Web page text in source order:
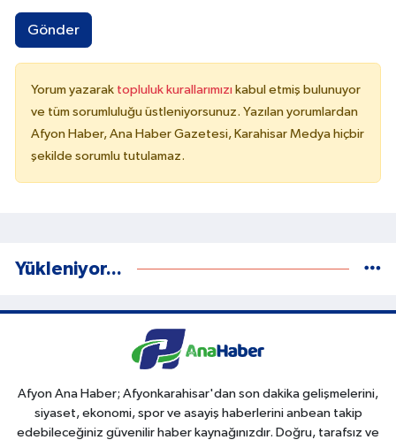
Gönder
Yorum yazarak topluluk kurallarımızı kabul etmiş bulunuyor
ve tüm sorumluluğu üstleniyorsunuz. Yazılan yorumlardan
Afyon Haber, Ana Haber Gazetesi, Karahisar Medya hiçbir
şekilde sorumlu tutulamaz.
Yükleniyor...
Afyon Ana Haber; Afyonkarahisar'dan son dakika gelişmelerini,
siyaset, ekonomi, spor ve asayiş haberlerini anbean takip
edebileceğiniz güvenilir haber kaynağınızdır. Doğru, tarafsız ve